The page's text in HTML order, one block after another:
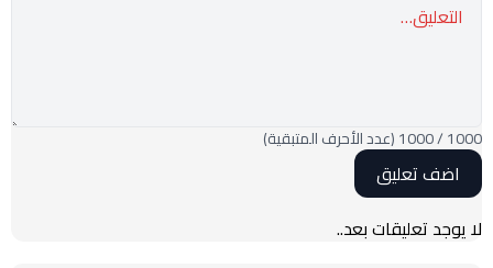
1000
/
1000(عدد الأحرف المتبقية)
لا يوجد تعليقات بعد..